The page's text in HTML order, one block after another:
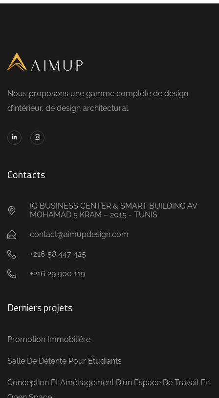
Nous proposons une gamme complète de design
d’intérieur, de design architectural.
Contacts
IQ BUSINESS CENTER & SMART BUILDING AV
MOHAMAD 5 KRAM – 2015 - TUNIS
contact@aimupdesign.com
+216 58 447 425
+216 29 900 119
Derniers projets
Promotion Immobiliére
Salle De Détente Pour Étudiants
Conception Et Aménagement D'un Espace De Travail En